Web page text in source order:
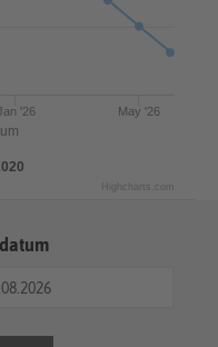
'26 May '26
Highcharts.com